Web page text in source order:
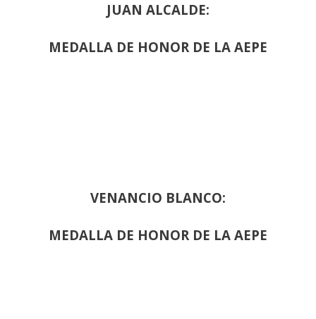
JUAN ALCALDE:
MEDALLA DE HONOR DE LA AEPE
VENANCIO BLANCO:
MEDALLA DE HONOR DE LA AEPE